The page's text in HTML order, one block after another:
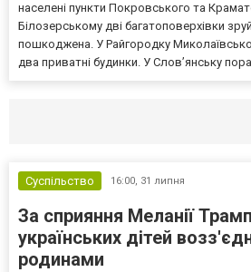
населені пункти Покровського та
Білозерському дві багатоповерхівки
пошкоджена. У Райгородку
два приватні будинки. У Слов’янську
Суспільство 16:00, 31 липня
За сприяння Меланії
українських дітей
родинами